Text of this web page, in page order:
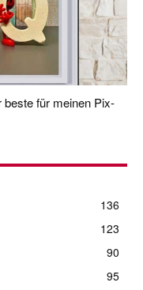
für meinen Pix-
136
123
90
95